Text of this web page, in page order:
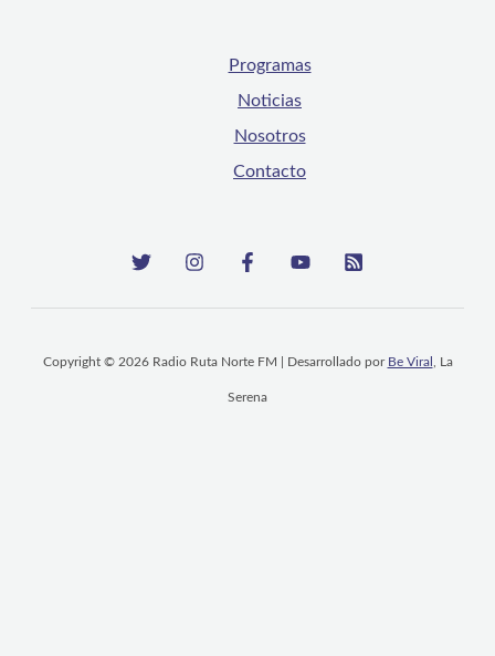
Programas
Noticias
Nosotros
Contacto
Copyright © 2026 Radio Ruta Norte FM | Desarrollado por Be Viral , La
Serena